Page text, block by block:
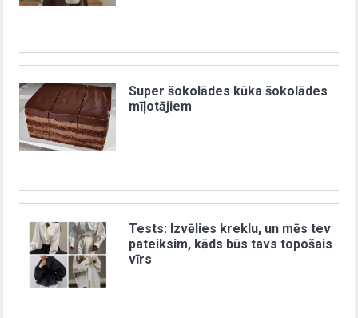
Super šokolādes kūka šokolādes
mīļotājiem
Tests: Izvēlies kreklu, un mēs tev
pateiksim, kāds būs tavs topošais
vīrs